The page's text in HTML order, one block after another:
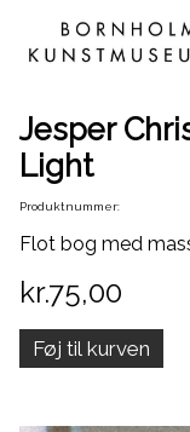
Jesper
Light
Produktnummer:
Flot bog med
kr.75,00